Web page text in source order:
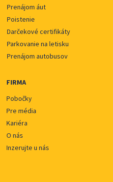
Prenájom áut
Poistenie
Darčekové certifikáty
Parkovanie na letisku
Prenájom autobusov
FIRMA
Pobočky
Pre média
Kariéra
O nás
Inzerujte u nás